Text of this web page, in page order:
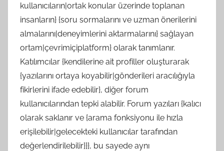
kullanıcıların|ortak konular üzerinde toplanan
insanların} {soru sormalarını ve uzman önerilerini
almalarını|deneyimlerini aktarmalarını} sağlayan
ortam|çevrimiçiplatform} olarak tanımlanır.
Katılımcılar {kendilerine ait profiller oluşturarak
{yazılarını ortaya koyabilir|gönderileri aracılığıyla
fikirlerini ifade edebilir}, diğer forum
kullanıcılarından tepki alabilir. Forum yazıları {kalıcı
olarak saklanır ve {arama fonksiyonu ile hızla
erişilebilir|gelecekteki kullanıcılar tarafından
değerlendirilebilir}}}, bu sayede aynı